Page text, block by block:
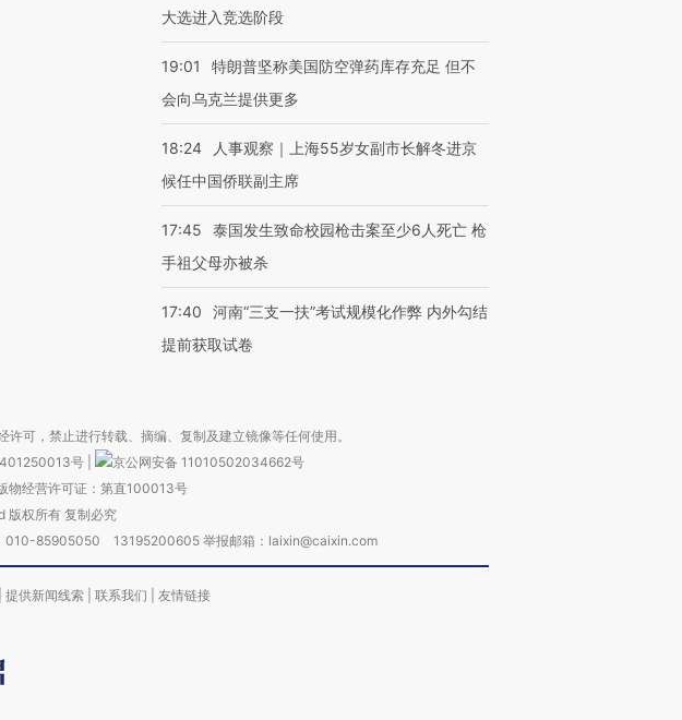
大选进入竞选阶段
19:01
特朗普坚称美国防空弹药库存充足 但不
会向乌克兰提供更多
18:24
人事观察｜上海55岁女副市长解冬进京
候任中国侨联副主席
17:45
泰国发生致命校园枪击案至少6人死亡 枪
手祖父母亦被杀
17:40
河南“三支一扶”考试规模化作弊 内外勾结
提前获取试卷
可，禁止进行转载、摘编、复制及建立镜像等任何使用。
号
京公网安备 11010502034662号
物经营许可证：第直100013号
版权所有 复制必究
010-85905050 13195200605 举报邮箱：laixin@caixin.com
提供新闻线索 联系我们 友情链接